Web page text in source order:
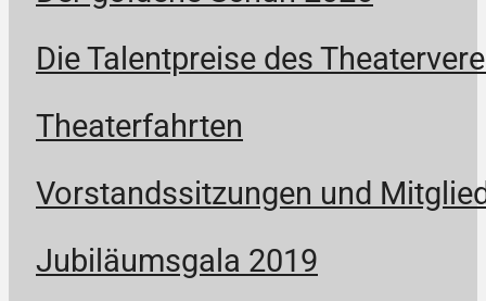
Die Talentpreise des
Theaterfahrten
Vorstandssitzungen und
Jubiläumsgala 2019